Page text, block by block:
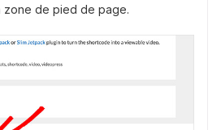
zone de pied de page.